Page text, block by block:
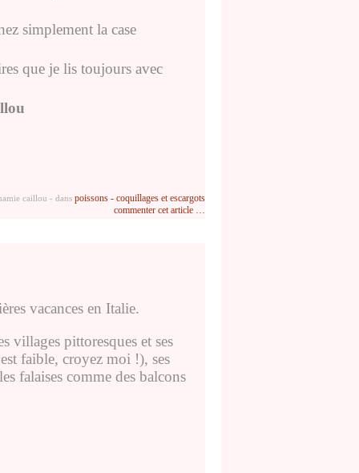
simplement la case
que je lis toujours avec
caillou - dans poissons - coquillages et escargots
commenter cet article …
vacances en Italie.
villages pittoresques et ses
faible, croyez moi !), ses
falaises comme des balcons